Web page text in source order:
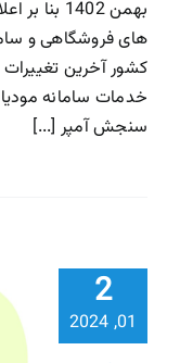
بهمن 1402
های فروشگاهی و
کشور آخرین
خدمات سامانه
سنجش آمپر [...]
2
01, 2024